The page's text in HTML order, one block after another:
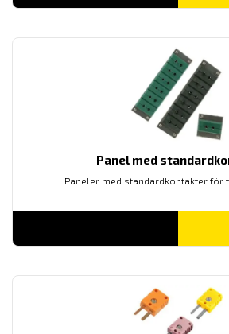
Panel med
Paneler med standardkontakter för